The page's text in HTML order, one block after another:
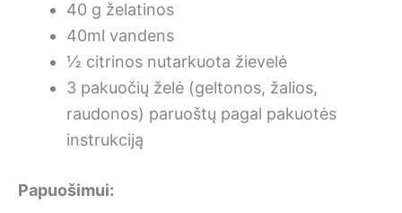
40 g želatinos
40ml vandens
½ citrinos nutarkuota žievelė
3 pakuočių želė (geltonos, žalios,
raudonos) paruoštų pagal pakuotės
instrukciją
Papuošimui: